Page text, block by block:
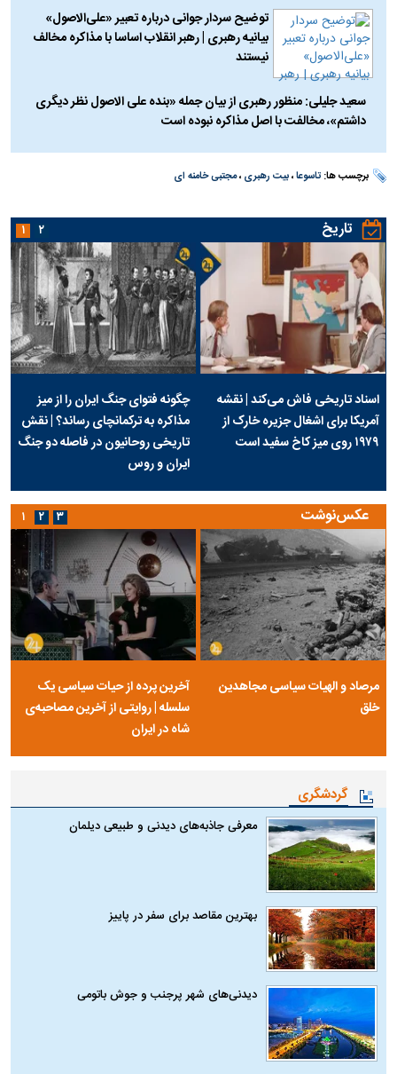
توضیح سردار جوانی درباره تعبیر «علی‌الاصول»
بیانیه رهبری | رهبر انقلاب اساسا با مذاکره مخالف
نیستند
سعید جلیلی: منظور رهبری از بیان جمله «بنده علی الاصول نظر دیگری
داشتم»، مخالفت با اصل مذاکره نبوده است
برچسب ها:تاسوعا،بیت رهبری ،مجتبی خامنه ای
تاریخ
اسناد تاریخی فاش می‌کند | نقشه
آمریکا برای اشغال جزیره خارک از
۱۹۷۹ روی میز کاخ سفید است
چگونه فتوای جنگ ایران را از میز
مذاکره به ترکمانچای رساند؟ | نقش
تاریخی روحانیون در فاصله دو جنگ
ایران و روس
۱ ۲
عکس‌نوشت
مرصاد و الهیات سیاسی مجاهدین
خلق
آخرین پرده از حیات سیاسی یک
سلسله | روایتی از آخرین مصاحبه‌ی
شاه در ایران
۱ ۲ ۳
گردشگری
معرفی جاذبه‌های دیدنی و طبیعی دیلمان
بهترین مقاصد برای سفر در پاییز
دیدنی‌های شهر پرجنب و جوش باتومی